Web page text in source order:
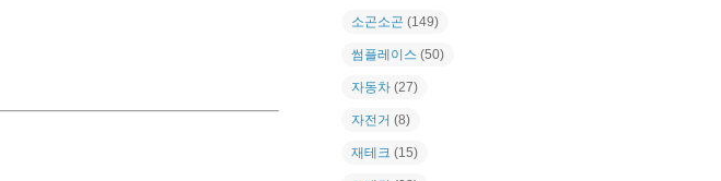
소곤소곤 (149)
썸플레이스 (50)
자동차 (27)
자전거 (8)
재테크 (15)